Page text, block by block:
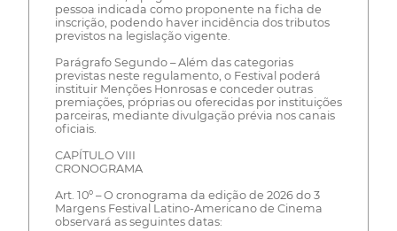
pessoa indicada como proponente na ficha de
inscrição, podendo haver incidência dos tributos
previstos na legislação vigente.
Parágrafo Segundo – Além das categorias
previstas neste regulamento, o Festival poderá
instituir Menções Honrosas e conceder outras
premiações, próprias ou oferecidas por instituições
parceiras, mediante divulgação prévia nos canais
oficiais.
CAPÍTULO VIII
CRONOGRAMA
Art. 10º – O cronograma da edição de 2026 do 3
Margens Festival Latino-Americano de Cinema
observará as seguintes datas: